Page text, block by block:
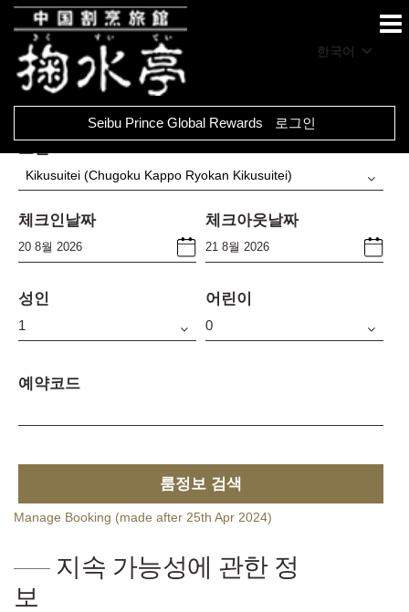
한국어
Seibu Prince Global Rewards 로그인
호텔
Kikusuitei (Chugoku Kappo Ryokan Kikusuitei)
체크인날짜 체크아웃날짜
성인 어린이
예약코드
룸정보 검색
Manage Booking (made after 25th Apr 2024)
지속 가능성에 관한 정
보